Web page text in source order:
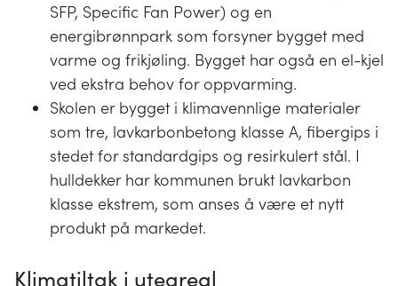
SFP, Specific Fan Power) og en
energibrønnpark som forsyner bygget med
varme og frikjøling. Bygget har også en el-kjel
ved ekstra behov for oppvarming.
Skolen er bygget i klimavennlige materialer
som tre, lavkarbonbetong klasse A, fibergips i
stedet for standardgips og resirkulert stål. I
hulldekker har kommunen brukt lavkarbon
klasse ekstrem, som anses å være et nytt
produkt på markedet.
Klimatiltak i uteareal